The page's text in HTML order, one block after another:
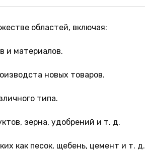
областей, включая:
и материалов.
новых товаров.
типа.
зерна, удобрений и т. д.
как песок, щебень, цемент и т. д.